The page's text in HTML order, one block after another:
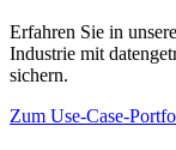
Erfahren Sie in
Industrie mit
sichern.
Zum Use-Case-